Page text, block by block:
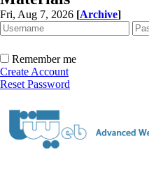
Fri, Aug 7, 2026 [Archive]
Remember me
Create Account
Reset Password